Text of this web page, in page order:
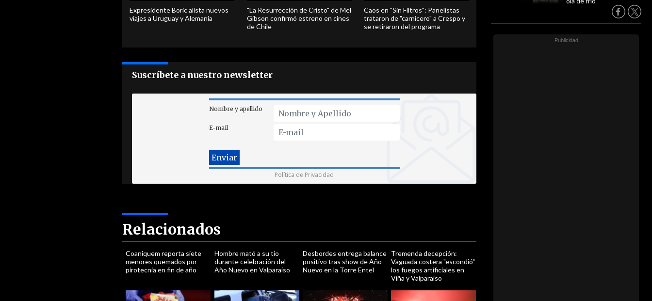
Expresidente Boric alista nuevos
viajes a Uruguay y Alemania
"La Resurrección de Cristo" de Mel
Gibson confirmó estreno en cines
de Chile
Caos en "Sin Filtros": Panelistas
trataron de "carnicero" a Crespo y
se retiraron del programa
Suscríbete a nuestro newsletter
Nombre y apellido
E-mail
Política de Privacidad
Relacionados
Coaniquem reporta siete
menores quemados por
pirotecnia en fin de año
Hombre mató a su tío
durante celebración del
Año Nuevo en Valparaíso
Desbordes entrega balance
positivo tras show de Año
Nuevo en la Torre Entel
Tremenda decepción:
Vaguada costera "escondió"
los fuegos artificiales en
Viña y Valparaíso